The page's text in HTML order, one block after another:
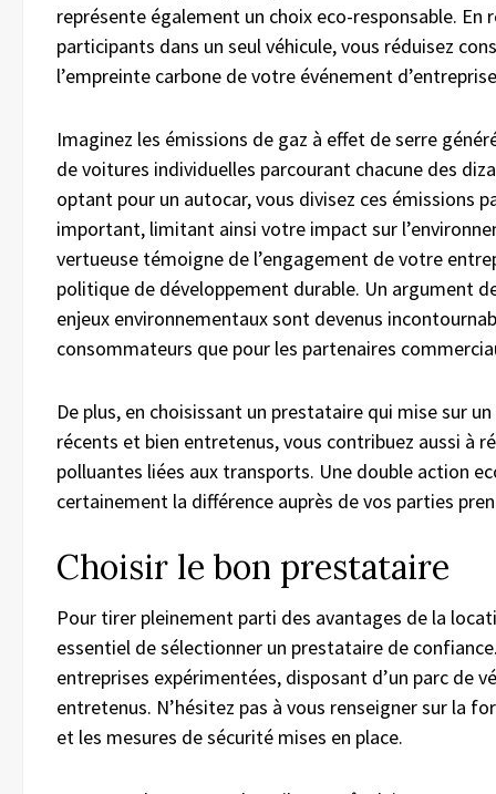
représente également un choix eco-responsable. En
participants dans un seul véhicule, vous réduisez
l’empreinte carbone de votre événement
Imaginez les émissions de gaz à effet de serre
de voitures individuelles parcourant chacune des
optant pour un autocar, vous divisez ces émissions
important, limitant ainsi votre impact sur
vertueuse témoigne de l’engagement de votre
politique de développement durable. Un argument
enjeux environnementaux sont devenus
consommateurs que pour les partenaires
De plus, en choisissant un prestataire qui mise sur
récents et bien entretenus, vous contribuez aussi à
polluantes liées aux transports. Une double action
certainement la différence auprès de vos parties
Choisir le bon prestataire
Pour tirer pleinement parti des avantages de la
essentiel de sélectionner un prestataire de
entreprises expérimentées, disposant d’un parc de
entretenus. N’hésitez pas à vous renseigner sur la
et les mesures de sécurité mises en place.